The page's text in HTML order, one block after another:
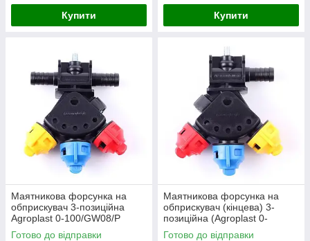
Купити Купити
Маятникова форсунка на
обприскувач 3-позиційна
Agroplast 0-100/GW08/P
Готово до відправки
Маятникова форсунка на
обприскувач (кінцева) 3-
позиційна (Agroplast 0-
100/GW08/K
Готово до відправки